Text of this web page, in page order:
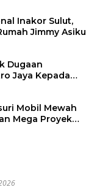
Inakor Sulut,
Jimmy Asiku
Dugaan
Jaya Kepada
Mobil Mewah
Mega Proyek